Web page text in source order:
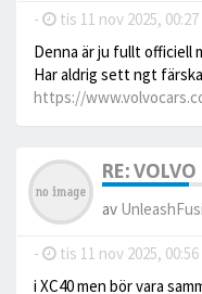
- tis 11 nov 2025, 00:27
Denna är ju fullt officiell
Har aldrig sett ngt
https://
RE: VOLVO
av
- tis 11 nov 2025, 00:56
i XC40 men bör vara